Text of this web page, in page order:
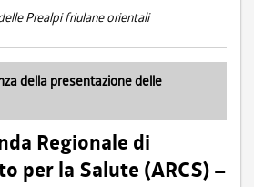
Prealpi friulane orientali
della presentazione delle
Regionale di
per la Salute (ARCS) –